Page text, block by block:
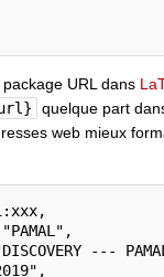
URL dans
quelque part
web mieux